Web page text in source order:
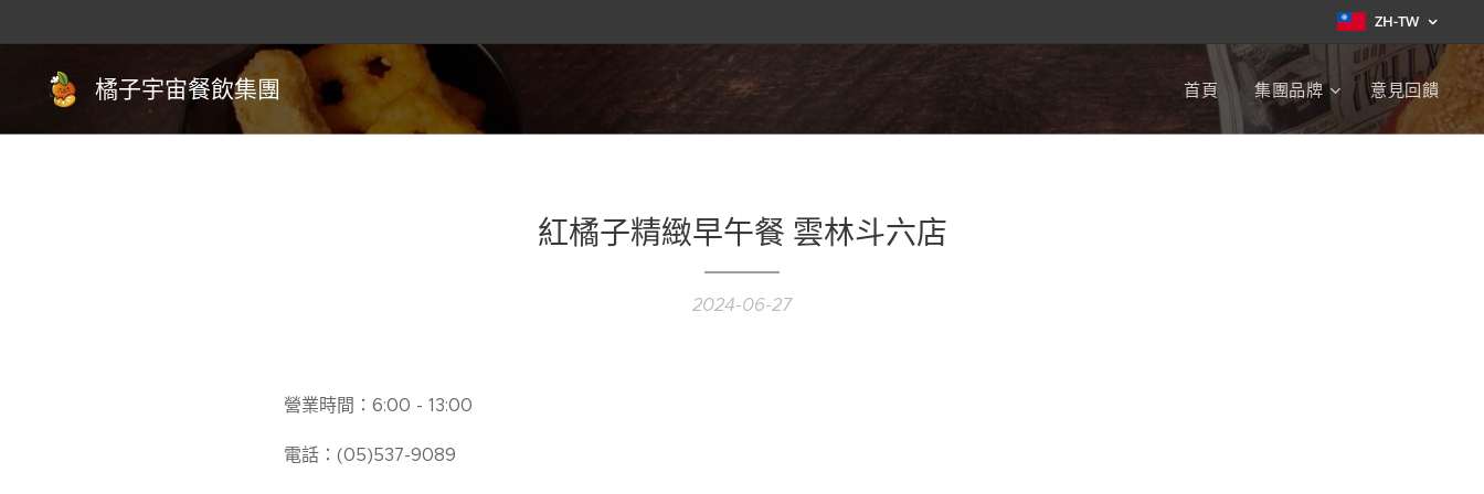
ZH-TW
橘子宇宙餐飲集團 首頁 集團品牌 意見回饋
紅橘子精緻早午餐 雲林斗六店
2024-06-27
營業時間：6:00 - 13:00
電話：(05)537-9089